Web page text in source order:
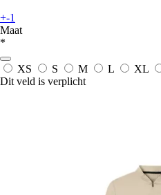
+-1
Maat
*
XS S M L XL
Dit veld is verplicht